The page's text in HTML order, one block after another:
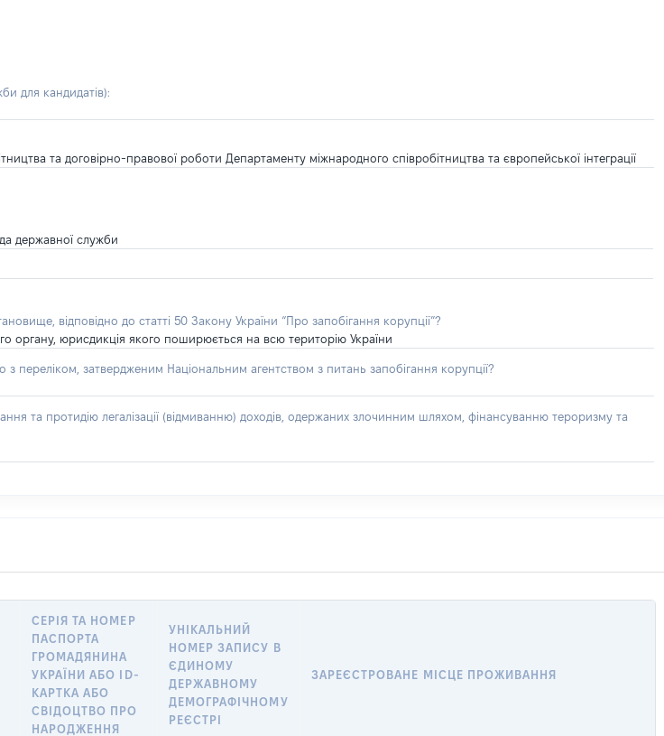
для кандидатів):
та договірно-правової роботи Департаменту міжнародного співробітництва та європейської інтеграції
державної служби
відповідно до статті 50 Закону України “Про запобігання корупції”?
органу, юрисдикція якого поширюється на всю територію України
переліком, затвердженим Національним агентством з питань запобігання корупції?
та протидію легалізації (відмиванню) доходів, одержаних злочинним шляхом, фінансуванню тероризму та
СЕРІЯ ТА НОМЕР
ПАСПОРТА
ГРОМАДЯНИНА
УКРАЇНИ АБО ID-
КАРТКА АБО
СВІДОЦТВО ПРО
НАРОДЖЕННЯ
УНІКАЛЬНИЙ
НОМЕР ЗАПИСУ В
ЄДИНОМУ
ДЕРЖАВНОМУ
ДЕМОГРАФІЧНОМУ
РЕЄСТРІ
ЗАРЕЄСТРОВАНЕ МІСЦЕ ПРОЖИВАННЯ